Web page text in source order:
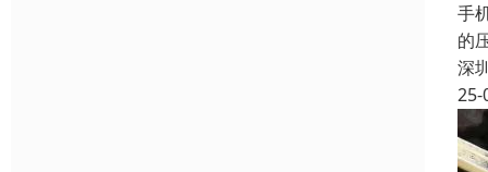
手
的
深
25-